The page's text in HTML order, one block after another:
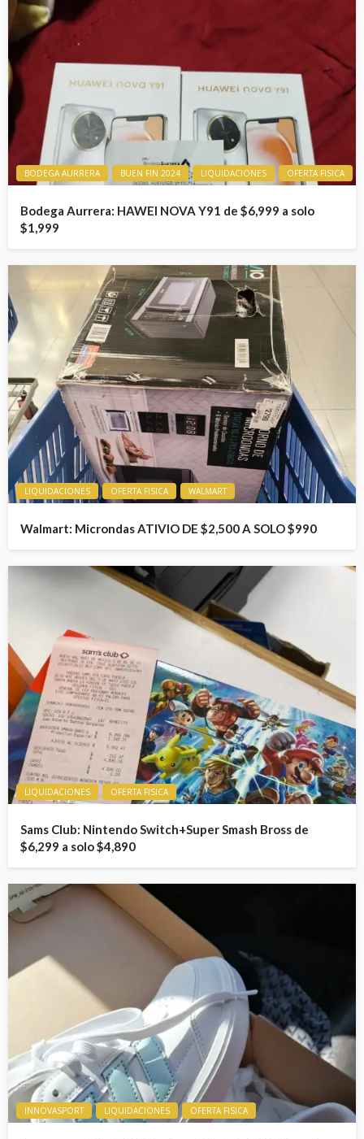
BODEGA AURRERA BUEN FIN 2024 LIQUIDACIONES OFERTA FISICA
Bodega Aurrera: HAWEI NOVA Y91 de $6,999 a solo
$1,999
LIQUIDACIONES OFERTA FISICA WALMART
Walmart: Microndas ATIVIO DE $2,500 A SOLO $990
LIQUIDACIONES OFERTA FISICA
Sams Club: Nintendo Switch+Super Smash Bross de
$6,299 a solo $4,890
INNOVASPORT LIQUIDACIONES OFERTA FISICA